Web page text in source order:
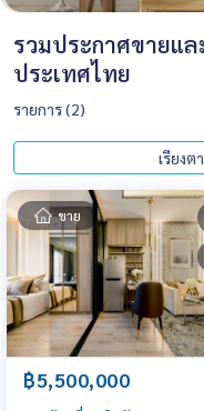
รวมประกาศขายแ
ประเทศไทย
รายการ (2)
ขาย
฿5,500,000